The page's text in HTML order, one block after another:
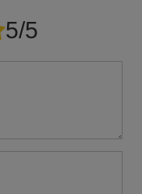
5/5